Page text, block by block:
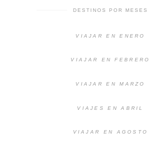
DESTINOS POR MESES
VIAJAR EN ENERO
VIAJAR EN FEBRERO
VIAJAR EN MARZO
VIAJES EN ABRIL
VIAJAR EN AGOSTO